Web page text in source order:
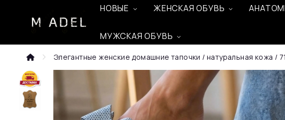
НОВЫЕ ЖЕНСКАЯ ОБУВЬ
МУЖСКАЯ ОБУВЬ
Элегантные женские домашние тапочки / натуральная кожа /